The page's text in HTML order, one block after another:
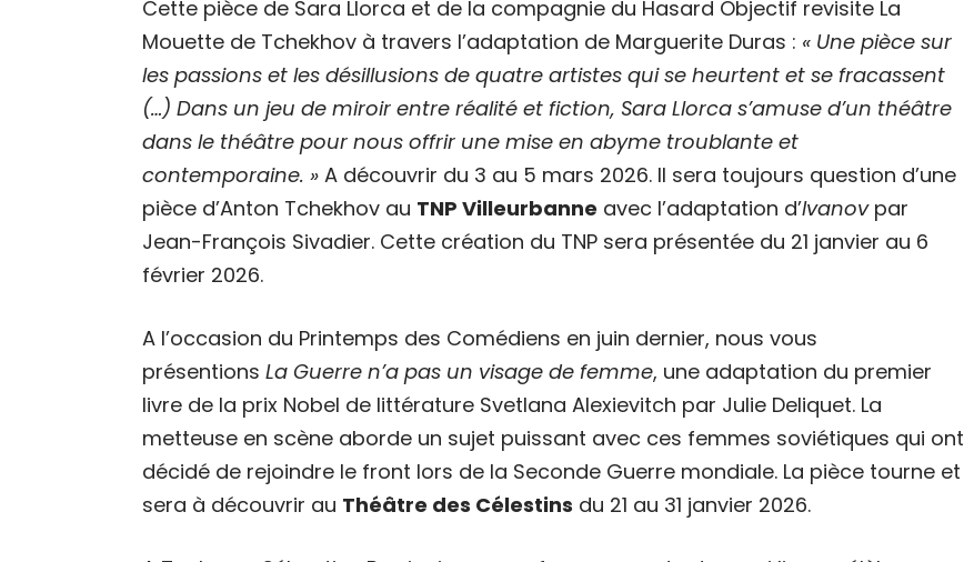
Cette pièce de Sara Llorca et de la compagnie du Hasard Objectif revisite La
Mouette de Tchekhov à travers l’adaptation de Marguerite Duras : « Une pièce sur
les passions et les désillusions de quatre artistes qui se heurtent et se fracassent
(…) Dans un jeu de miroir entre réalité et fiction, Sara Llorca s’amuse d’un théâtre
dans le théâtre pour nous offrir une mise en abyme troublante et
contemporaine. » A découvrir du 3 au 5 mars 2026. Il sera toujours question d’une
pièce d’Anton Tchekhov au TNP Villeurbanne avec l’adaptation d’Ivanovpar
Jean-François Sivadier. Cette création du TNP sera présentée du 21 janvier au 6
février 2026.
A l’occasion du Printemps des Comédiens en juin dernier, nous vous
présentions La Guerre n’a pas un visage de femme, une adaptation du premier
livre de la prix Nobel de littérature Svetlana Alexievitch par Julie Deliquet. La
metteuse en scène aborde un sujet puissant avec ces femmes soviétiques qui ont
décidé de rejoindre le front lors de la Seconde Guerre mondiale. La pièce tourne et
sera à découvrir au Théâtre des Célestins du 21 au 31 janvier 2026.